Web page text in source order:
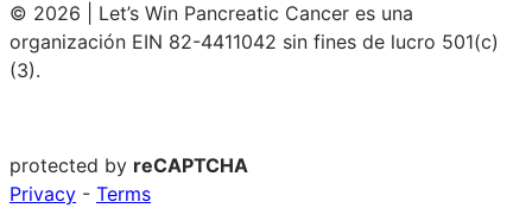
© 2026 | Let’s Win Pancreatic Cancer es una
organización EIN 82-4411042 sin fines de lucro 501(c)
(3).
protected by reCAPTCHA
Privacy - Terms